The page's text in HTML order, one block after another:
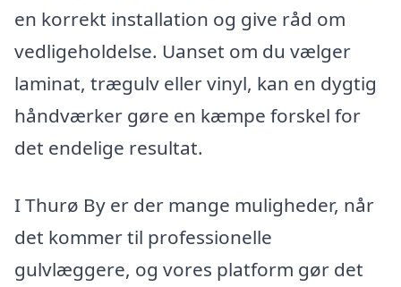
en korrekt installation og give råd om
vedligeholdelse. Uanset om du vælger
laminat, trægulv eller vinyl, kan en dygtig
håndværker gøre en kæmpe forskel for
det endelige resultat.
I Thurø By er der mange muligheder, når
det kommer til professionelle
gulvlæggere, og vores platform gør det